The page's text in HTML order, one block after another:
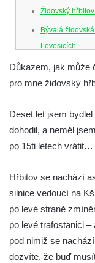
Židovský
Bývalá
Lovosicích
Nový židovský
Židovský
Židovský
Nový židovský
Židovský
Židovský
Nový židovský
Labem
Důkazem, jak může
pro mne židovský
Deset let jsem
dohodil, a neměl
po 15ti letech vrátit…
Hřbitov se nachází
silnice vedoucí na
po levé straně
po levé trafostanici
pod nimiž se
dozvíte, že buď